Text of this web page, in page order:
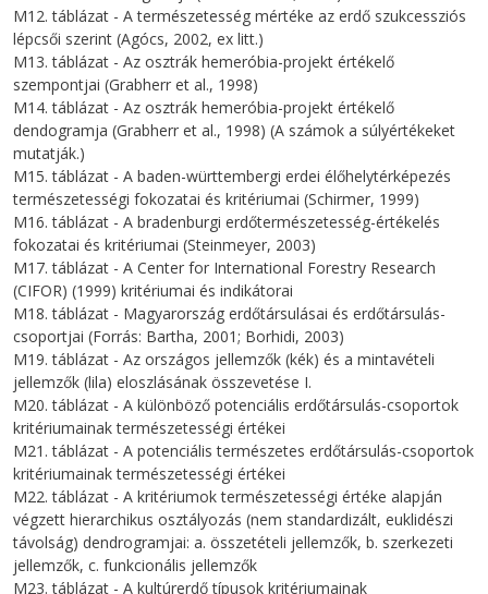
M12. táblázat - A természetesség mértéke az erdő szukcessziós
lépcsői szerint (Agócs, 2002, ex litt.)
M13. táblázat - Az osztrák hemeróbia-projekt értékelő
szempontjai (Grabherr et al., 1998)
M14. táblázat - Az osztrák hemeróbia-projekt értékelő
dendogramja (Grabherr et al., 1998) (A számok a súlyértékeket
mutatják.)
M15. táblázat - A baden-württembergi erdei élőhelytérképezés
természetességi fokozatai és kritériumai (Schirmer, 1999)
M16. táblázat - A bradenburgi erdőtermészetesség-értékelés
fokozatai és kritériumai (Steinmeyer, 2003)
M17. táblázat - A Center for International Forestry Research
(CIFOR) (1999) kritériumai és indikátorai
M18. táblázat - Magyarország erdőtársulásai és erdőtársulás-
csoportjai (Forrás: Bartha, 2001; Borhidi, 2003)
M19. táblázat - Az országos jellemzők (kék) és a mintavételi
jellemzők (lila) eloszlásának összevetése I.
M20. táblázat - A különböző potenciális erdőtársulás-csoportok
kritériumainak természetességi értékei
M21. táblázat - A potenciális természetes erdőtársulás-csoportok
kritériumainak természetességi értékei
M22. táblázat - A kritériumok természetességi értéke alapján
végzett hierarchikus osztályozás (nem standardizált, euklidészi
távolság) dendrogramjai: a. összetételi jellemzők, b. szerkezeti
jellemzők, c. funkcionális jellemzők
M23. táblázat - A kultúrerdő típusok kritériumainak